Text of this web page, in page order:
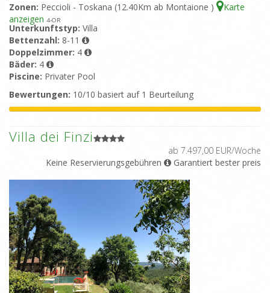
Zonen: Peccioli - Toskana (12.40Km ab Montaione )
Karte
anzeigen 4-OR
Unterkunftstyp: Villa
Bettenzahl: 8-11
Doppelzimmer: 4
Bäder: 4
Piscine: Privater Pool
Bewertungen: 10/10 basiert auf 1 Beurteilung
Villa dei Finzi
ab 7.497,00 EUR/Woche
Keine Reservierungsgebühren
Garantiert bester preis